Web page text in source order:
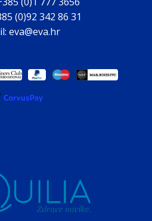
(0)92 342 86 31
eva@eva.hr